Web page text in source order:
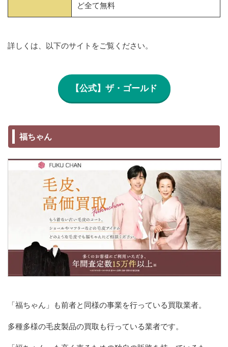
ど全て無料
詳しくは、以下のサイトをご覧ください。
【公式】ザ・ゴールド
福ちゃん
「福ちゃん」も前者と同様の事業を行っている買取業者。
多種多様の毛皮製品の買取も行っている業者です。